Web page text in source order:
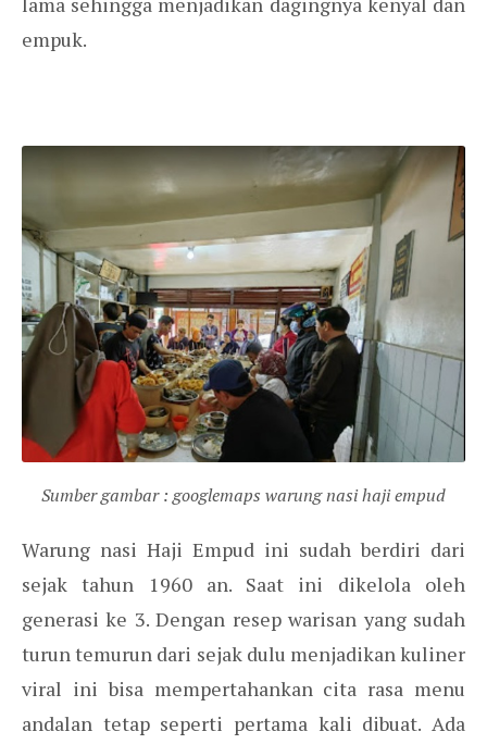
empuk.
Sumber gambar : googlemaps warung nasi haji empud
Warung nasi Haji Empud ini sudah berdiri dari
sejak tahun 1960 an. Saat ini dikelola oleh
generasi ke 3. Dengan resep warisan yang sudah
turun temurun dari sejak dulu menjadikan kuliner
viral ini bisa mempertahankan cita rasa menu
andalan tetap seperti pertama kali dibuat. Ada